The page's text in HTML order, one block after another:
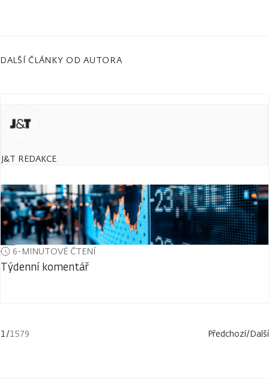
DALŠÍ ČLÁNKY OD AUTORA
J&T REDAKCE
6-MINUTOVÉ ČTENÍ
Týdenní komentář
1/1579 Předchozí/Další